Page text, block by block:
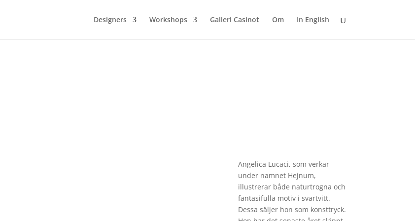
Designers Workshops Galleri Casinot Om In English
Angelica Lucaci, som verkar
under namnet Hejnum,
illustrerar både naturtrogna och
fantasifulla motiv i svartvitt.
Dessa säljer hon som konsttryck.